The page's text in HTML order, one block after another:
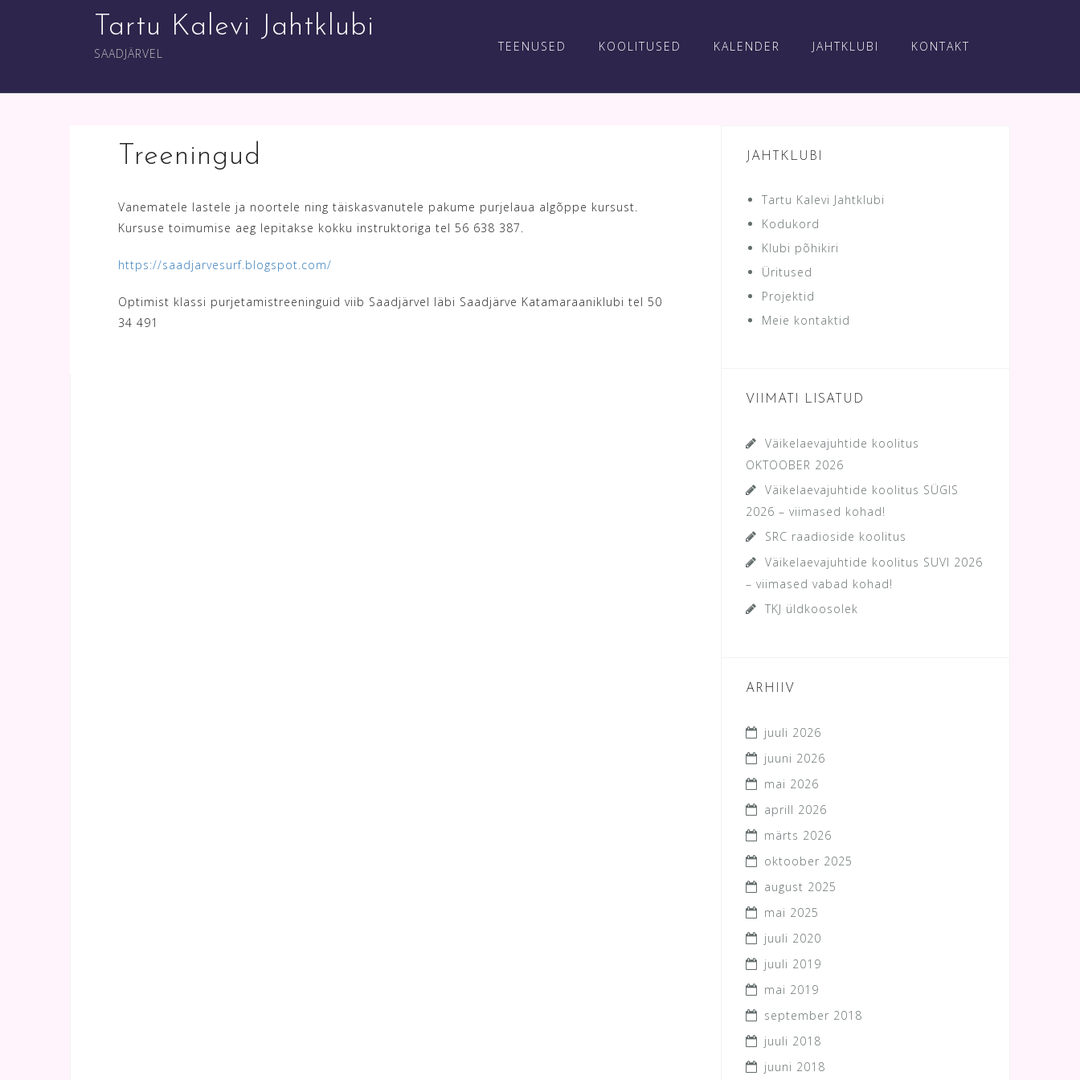
Tartu Kalevi Jahtklubi
SAADJÄRVEL TEENUSED KOOLITUSED KALENDER JAHTKLUBI KONTAKT
Treeningud
Vanematele lastele ja noortele ning täiskasvanutele pakume purjelaua algõppe kursust.
Kursuse toimumise aeg lepitakse kokku instruktoriga tel 56 638 387.
https://saadjarvesurf.blogspot.com/
Optimist klassi purjetamistreeninguid viib Saadjärvel läbi Saadjärve Katamaraaniklubi tel 50
34 491
JAHTKLUBI
Tartu Kalevi Jahtklubi
Kodukord
Klubi põhikiri
Üritused
Projektid
Meie kontaktid
VIIMATI LISATUD
Väikelaevajuhtide koolitus
OKTOOBER 2026
Väikelaevajuhtide koolitus SÜGIS
2026 – viimased kohad!
SRC raadioside koolitus
Väikelaevajuhtide koolitus SUVI 2026
– viimased vabad kohad!
TKJ üldkoosolek
ARHIIV
juuli 2026
juuni 2026
mai 2026
aprill 2026
märts 2026
oktoober 2025
august 2025
mai 2025
juuli 2020
juuli 2019
mai 2019
september 2018
juuli 2018
juuni 2018